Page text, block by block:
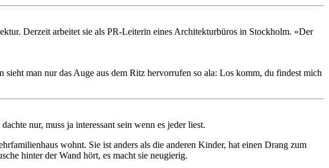
Derzeit arbeitet sie als PR-Leiterin eines Architekturbüros in Stockholm. »Der
man nur das Auge aus dem Ritz hervorrufen so ala: Los komm, du findest mich
nur, muss ja interessant sein wenn es jeder liest.
wohnt. Sie ist anders als die anderen Kinder, hat einen Drang zum
hinter der Wand hört, es macht sie neugierig.